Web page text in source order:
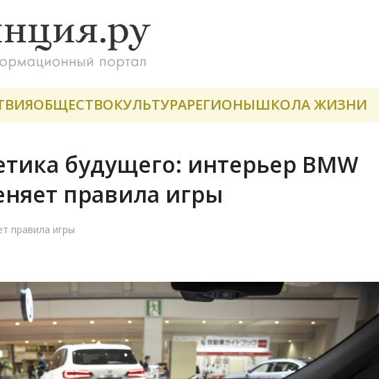
ОБЩЕСТВОКУЛЬТУРАРЕГИОНЫШКОЛА ЖИЗНИ
будущего: интерьер BMW
правила игры
правила игры